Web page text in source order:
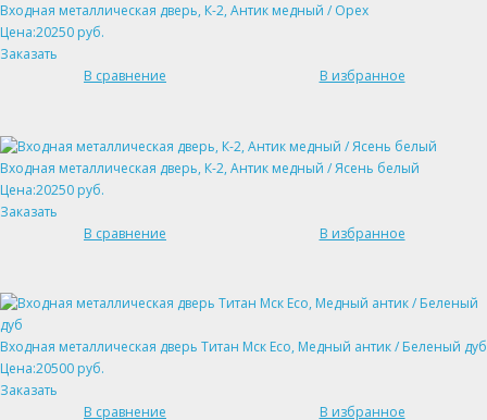
Входная металлическая дверь, К-2, Антик медный / Орех
Цена:20250 руб.
Заказать
В сравнение
В избранное
Входная металлическая дверь, К-2, Антик медный / Ясень белый
Цена:20250 руб.
Заказать
В сравнение
В избранное
Входная металлическая дверь Титан Мск Eco, Медный антик / Беленый дуб
Цена:20500 руб.
Заказать
В сравнение
В избранное